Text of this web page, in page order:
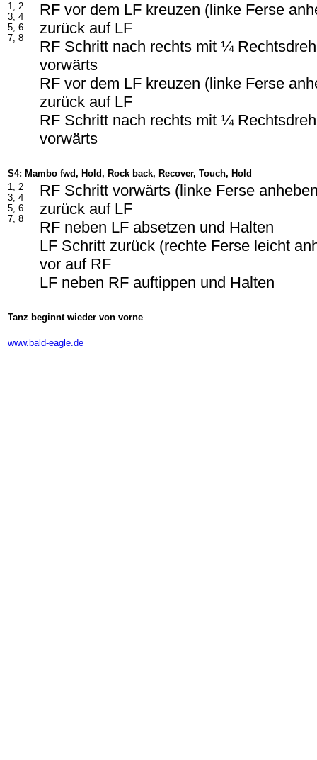
1, 2
3, 4
5, 6
7, 8
RF vor dem LF kreuzen (linke Ferse
zurück auf LF
RF Schritt nach rechts mit ¼
vorwärts
RF vor dem LF kreuzen (linke Ferse
zurück auf LF
RF Schritt nach rechts mit ¼
vorwärts
S4: Mambo fwd, Hold, Rock back, Recover, Touch, Hold
1, 2
3, 4
5, 6
7, 8
RF Schritt vorwärts (linke Ferse
zurück auf LF
RF neben LF absetzen und Halten
LF Schritt zurück (rechte Ferse leicht
vor auf RF
LF neben RF auftippen und Halten
Tanz beginnt wieder von vorne
www.bald-eagle.de